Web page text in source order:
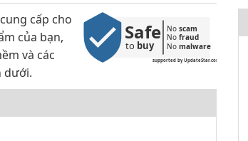
supported by UpdateStar.com
Safe
to buy
No scam
No fraud
No malware
cấp cho
của bạn,
và các
dưới.